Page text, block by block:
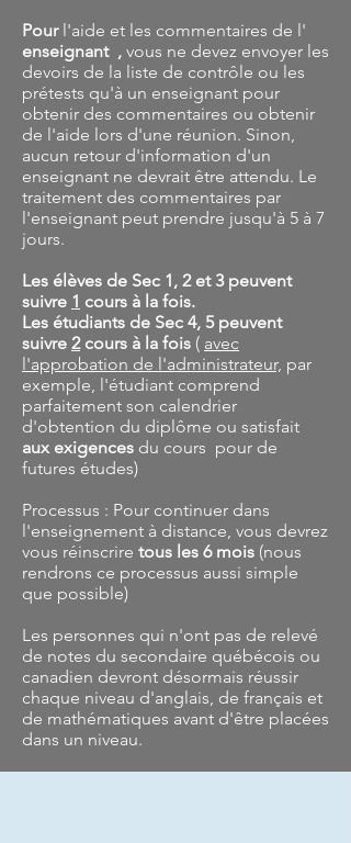
Pourl'aide et les commentaires de l'
enseignant , vous ne devez envoyer les
devoirs de la liste de contrôle ou les
prétests qu'à un enseignant pour
obtenir des commentaires ou obtenir
de l'aide lors d'une réunion. Sinon,
aucun retour d'information d'un
enseignant ne devrait être attendu. Le
traitement des commentaires par
l'enseignant peut prendre jusqu'à 5 à 7
jours.
Les élèves de Sec 1, 2 et 3 peuvent
suivre 1 cours à la fois.
Les étudiants de Sec 4, 5 peuvent
suivre 2 cours à la fois ( avec
l'approbation de l'administrateur, par
exemple, l'étudiant comprend
parfaitement son calendrier
d'obtention du diplôme ou satisfait
aux exigences du cours pour de
futures études)
Processus : Pour continuer dans
l'enseignement à distance, vous devrez
vous réinscrire tous les 6 mois (nous
rendrons ce processus aussi simple
que possible)
Les personnes qui n'ont pas de relevé
de notes du secondaire québécois ou
canadien devront désormais réussir
chaque niveau d'anglais, de français et
de mathématiques avant d'être placées
dans un niveau.